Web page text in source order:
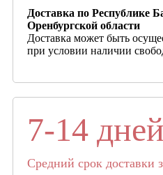
Доставка по Республике
Оренбургской области
Доставка может быть
при условии наличии
7-14 дней
Средний срок доставки